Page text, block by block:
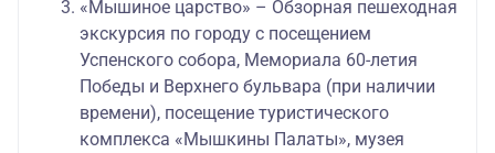
«Мышиное царство» – Обзорная пешеходная
экскурсия по городу с посещением
Успенского собора, Мемориала 60-летия
Победы и Верхнего бульвара (при наличии
времени), посещение туристического
комплекса «Мышкины Палаты», музея